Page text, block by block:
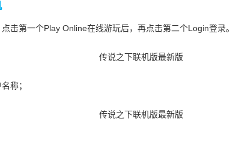
击第一个Play Online在线游玩后，再点击第二个Login登录。
称；